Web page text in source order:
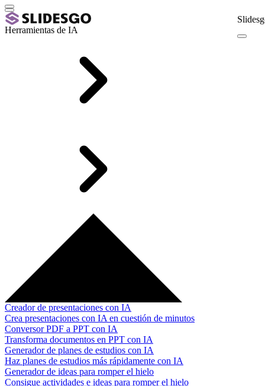
Herramientas de IA
Creador de presentaciones con IA
Crea presentaciones con IA en cuestión de minutos
Conversor PDF a PPT con IA
Transforma documentos en PPT con IA
Generador de planes de estudios con IA
Haz planes de estudios más rápidamente con IA
Generador de ideas para romper el hielo
Consigue actividades e ideas para romper el hielo